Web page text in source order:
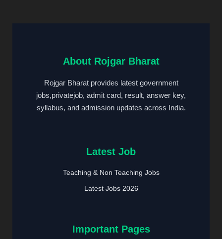
About Rojgar Bharat
Rojgar Bharat provides latest government
jobs,privatejob, admit card, result, answer key,
syllabus, and admission updates across India.
Latest Job
Teaching & Non Teaching Jobs
Latest Jobs 2026
Important Pages